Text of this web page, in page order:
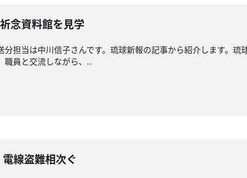
念資料館を見学
担当は中川信子さんです。琉球新報の記事から紹介します。
員と交流しながら、...
線盗難相次ぐ